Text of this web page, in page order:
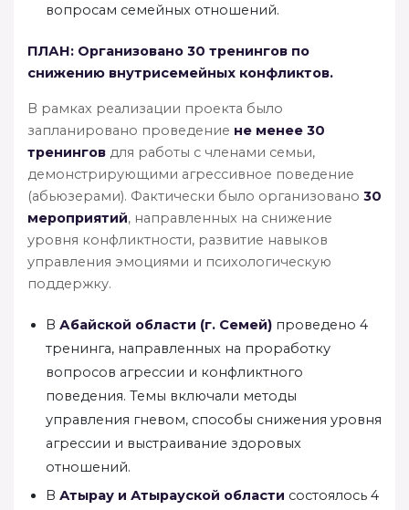
вопросам семейных отношений.
ПЛАН: Организовано 30 тренингов по
снижению внутрисемейных конфликтов.
В рамках реализации проекта было
запланировано проведение не менее 30
тренингов для работы с членами семьи,
демонстрирующими агрессивное поведение
(абьюзерами). Фактически было организовано 30
мероприятий, направленных на снижение
уровня конфликтности, развитие навыков
управления эмоциями и психологическую
поддержку.
В Абайской области (г. Семей) проведено 4
тренинга, направленных на проработку
вопросов агрессии и конфликтного
поведения. Темы включали методы
управления гневом, способы снижения уровня
агрессии и выстраивание здоровых
отношений.
В Атырау и Атырауской области состоялось 4